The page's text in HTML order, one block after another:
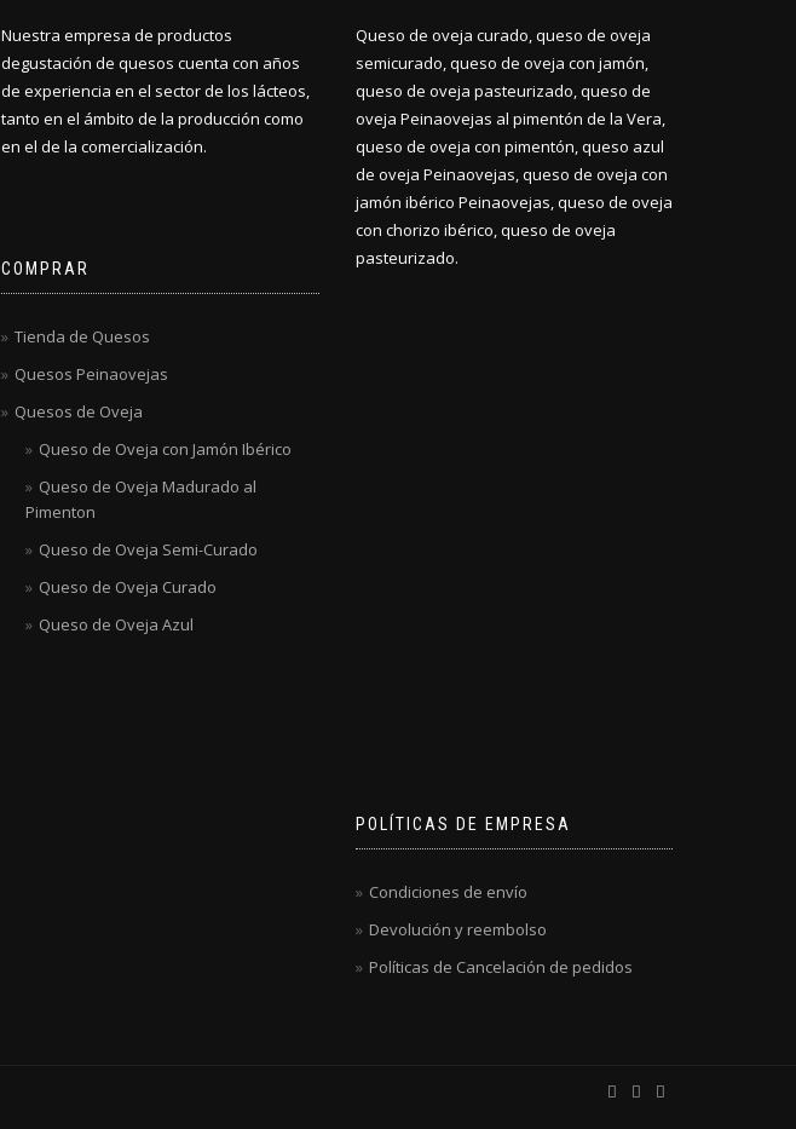
Nuestra empresa de productos
degustación de quesos cuenta con años
de experiencia en el sector de los lácteos,
tanto en el ámbito de la producción como
en el de la comercialización.
COMPRAR
Tienda de Quesos
Quesos Peinaovejas
Quesos de Oveja
Queso de Oveja con Jamón Ibérico
Queso de Oveja Madurado al
Pimenton
Queso de Oveja Semi-Curado
Queso de Oveja Curado
Queso de Oveja Azul
Queso de oveja curado, queso de oveja
semicurado, queso de oveja con jamón,
queso de oveja pasteurizado, queso de
oveja Peinaovejas al pimentón de la Vera,
queso de oveja con pimentón, queso azul
de oveja Peinaovejas, queso de oveja con
jamón ibérico Peinaovejas, queso de oveja
con chorizo ibérico, queso de oveja
pasteurizado.
POLÍTICAS DE EMPRESA
Condiciones de envío
Devolución y reembolso
Políticas de Cancelación de pedidos